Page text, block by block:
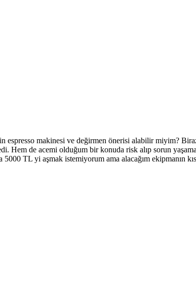
makinesi ve değirmen önerisi alabilir miyim?
de acemi olduğum bir konuda risk alıp sorun
TL yi aşmak istemiyorum ama alacağım ekipmanın